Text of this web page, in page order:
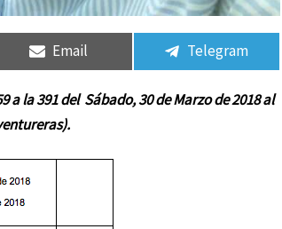
Compartir
en
Email
Compartir
en
Telegram
la 391 del Sábado, 30 de Marzo de 2018 al
Compartir
en
Compartir
en